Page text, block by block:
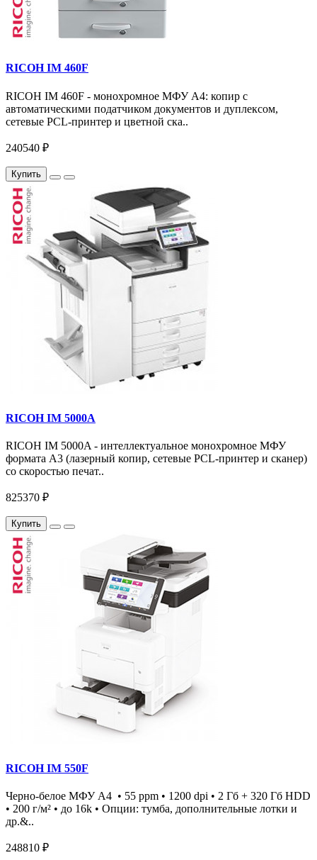
RICOH IM 460F
RICOH IM 460F - монохромное МФУ A4: копир с
автоматическими податчиком документов и дуплексом,
сетевые PCL-принтер и цветной ска..
240540 ₽
Купить
RICOH IM 5000A
RICOH IM 5000A - интеллектуальное монохромное МФУ
формата А3 (лазерный копир, сетевые PCL-принтер и сканер)
со скоростью печат..
825370 ₽
Купить
RICOH IM 550F
Черно-белое МФУ А4 • 55 ppm • 1200 dpi • 2 Гб + 320 Гб HDD
• 200 г/м² • до 16k • Опции: тумба, дополнительные лотки и
др.&..
248810 ₽